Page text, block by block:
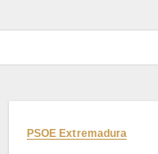
PSOE Extremadura